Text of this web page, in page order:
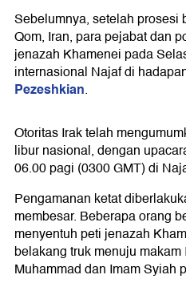
Sebelumnya, setelah prosesi
Qom, Iran, para pejabat dan
jenazah Khamenei pada
internasional Najaf di
Pezeshkian.
Otoritas Irak telah
libur nasional, dengan
06.00 pagi (0300 GMT) di
Pengamanan ketat
membesar. Beberapa orang
menyentuh peti jenazah
belakang truk menuju
Muhammad dan Imam Syiah